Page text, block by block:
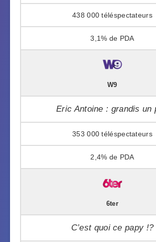
438 000
3,1%
W9
Eric Antoine : grandis un
353 000
2,4%
6ter
C’est quoi ce papy !?